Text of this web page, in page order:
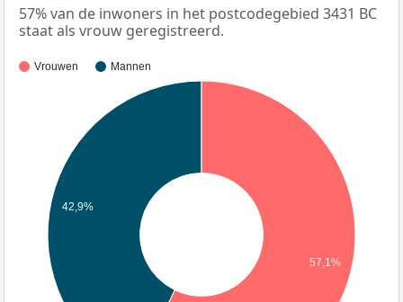
57% van de inwoners in het postcodegebied 3431 BC
staat als vrouw geregistreerd.
Vrouwen Mannen
42,9%
57,1%